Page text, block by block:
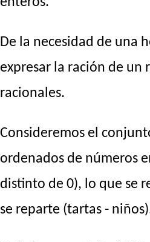
De la necesidad de una
expresar la ración de un
racionales.
Consideremos el
ordenados de números
distinto de 0), lo que se
se reparte (tartas -